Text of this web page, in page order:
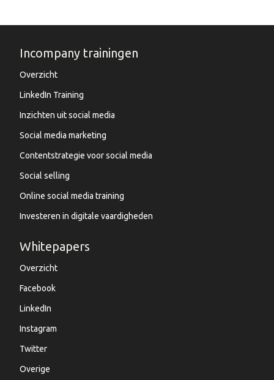
Incompany trainingen
Overzicht
LinkedIn Training
Inzichten uit social media
Social media marketing
Contentstrategie voor social media
Social selling
Online social media training
Investeren in digitale vaardigheden
Whitepapers
Overzicht
Facebook
LinkedIn
Instagram
Twitter
Overige